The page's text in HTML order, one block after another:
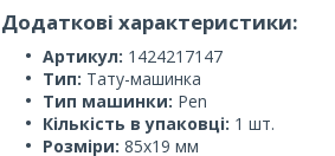
Додаткові характеристики:
Артикул: 1424217147
Тип: Тату-машинка
Тип машинки: Pen
Кількість в упаковці: 1 шт.
Розміри: 85x19 мм